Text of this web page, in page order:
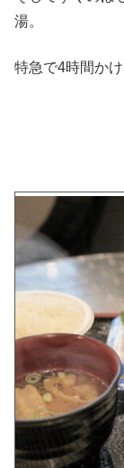
湯。
特急で4時間か